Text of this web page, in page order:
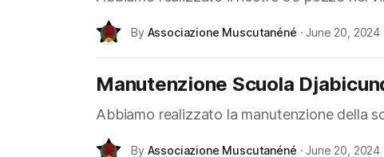
By Associazione Muscutanéné ·June 20, 2024
Manutenzione Scuola
Abbiamo realizzato la manutenzione della
By Associazione Muscutanéné ·June 20, 2024